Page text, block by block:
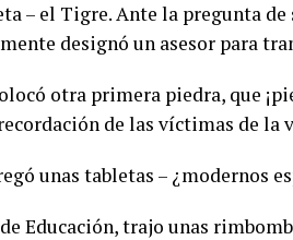
– el Tigre. Ante la pregunta
designó un asesor para
otra primera piedra, que
de las víctimas de
unas tabletas – ¿modernos
Educación, trajo unas